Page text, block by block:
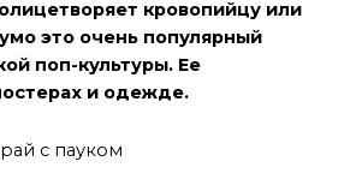
кровопийцу или
это очень популярный
поп-культуры. Ее
и одежде.